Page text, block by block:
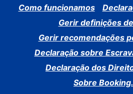
Como funcionamos
Gerir definições
Gerir recomendações
Declaração sobre
Declaração dos
Sobre